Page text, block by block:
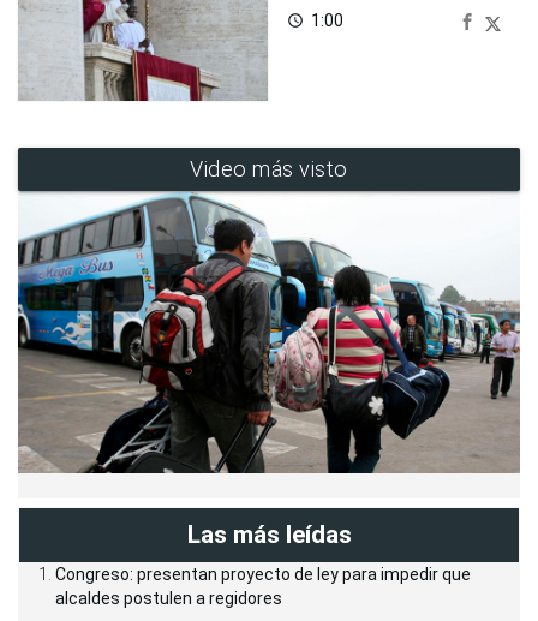
access_time 1:00
Video más visto
Las más leídas
Congreso: presentan proyecto de ley para impedir que
alcaldes postulen a regidores